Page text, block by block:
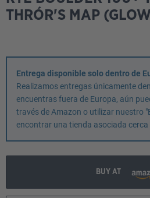
THRÓR'S MAP
Entrega disponible solo dentro de
Realizamos entregas únicamente
encuentras fuera de Europa, aún
través de Amazon o utilizar nuestro
encontrar una tienda asociada cerca
BUY AT